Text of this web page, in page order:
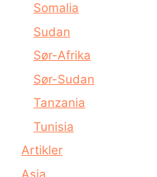
Somalia
Sudan
Sør-Afrika
Sør-Sudan
Tanzania
Tunisia
Artikler
Asia